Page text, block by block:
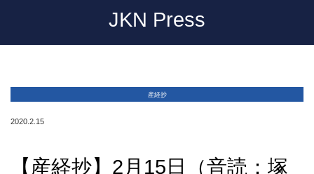
JKN Press
産経抄
2020.2.15
【産経抄】2月15日（音読：塚